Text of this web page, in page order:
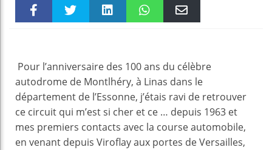
Pour l’anniversaire des 100 ans du célèbre
autodrome de Montlhéry, à Linas dans le
département de l’Essonne, j’étais ravi de retrouver
ce circuit qui m’est si cher et ce … depuis 1963 et
mes premiers contacts avec la course automobile,
en venant depuis Viroflay aux portes de Versailles,